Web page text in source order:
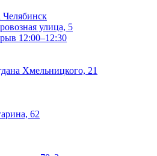
Челябинск
улица, 5
12:00–12:30
Хмельницкого, 21
62